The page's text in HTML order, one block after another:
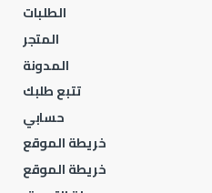
الطلبات
المتجر
المدونة
تتبع طلبك
حسابي
خريطة الموقع
خريطة الموقع